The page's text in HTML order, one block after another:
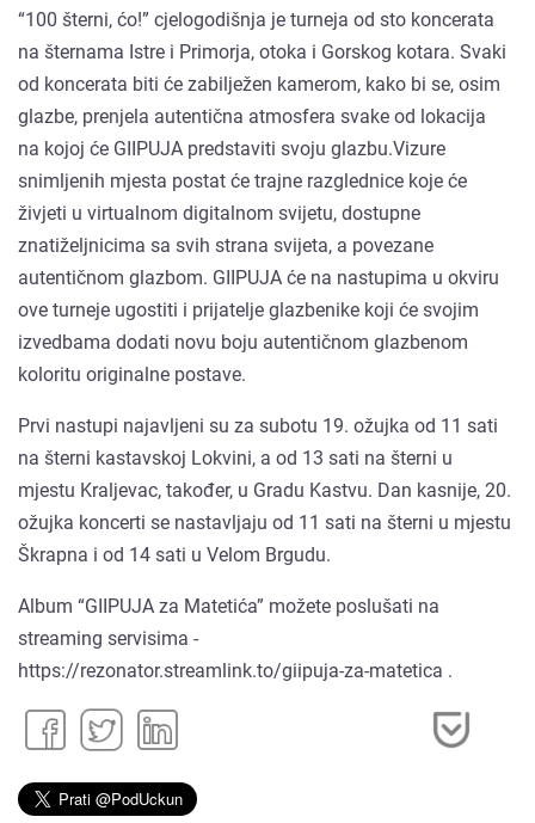
“100 šterni, ćo!” cjelogodišnja je turneja od sto koncerata
na šternama Istre i Primorja, otoka i Gorskog kotara. Svaki
od koncerata biti će zabilježen kamerom, kako bi se, osim
glazbe, prenjela autentična atmosfera svake od lokacija
na kojoj će GIIPUJA predstaviti svoju glazbu.Vizure
snimljenih mjesta postat će trajne razglednice koje će
živjeti u virtualnom digitalnom svijetu, dostupne
znatiželjnicima sa svih strana svijeta, a povezane
autentičnom glazbom. GIIPUJA će na nastupima u okviru
ove turneje ugostiti i prijatelje glazbenike koji će svojim
izvedbama dodati novu boju autentičnom glazbenom
koloritu originalne postave.
Prvi nastupi najavljeni su za subotu 19. ožujka od 11 sati
na šterni kastavskoj Lokvini, a od 13 sati na šterni u
mjestu Kraljevac, također, u Gradu Kastvu. Dan kasnije, 20.
ožujka koncerti se nastavljaju od 11 sati na šterni u mjestu
Škrapna i od 14 sati u Velom Brgudu.
Album “GIIPUJA za Matetića” možete poslušati na
streaming servisima -
https://rezonator.streamlink.to/giipuja-za-matetica .